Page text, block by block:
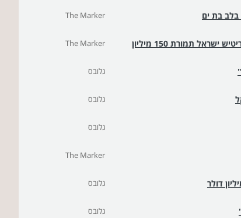
The Marker
הושלמה עסקת רכישת 50% מגרנד קניון באר שבע ע"י בריטיש ישראל תמורת 150 מיליון
The Marker
גלובס
גלובס
גלובס
The Marker
גלובס
גלובס